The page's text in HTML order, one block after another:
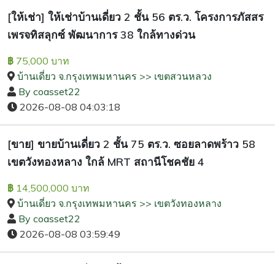
[ให้เช่า] ให้เช่าบ้านเดี่ยว 2 ชั้น 56 ตร.ว. โครงการภัสสร
เพรจทิสลุกซ์ พัฒนาการ 38 ใกล้ทางด่วน
฿ 75,000 บาท
บ้านเดี่ยว จ.กรุงเทพมหานคร >> เขตสวนหลวง
By coasset22
2026-08-08 04:03:18
[ขาย] ขายบ้านเดี่ยว 2 ชั้น 75 ตร.ว. ซอยลาดพร้าว 58
เขตวังทองหลาง ใกล้ MRT สถานีโชคชัย 4
฿ 14,500,000 บาท
บ้านเดี่ยว จ.กรุงเทพมหานคร >> เขตวังทองหลาง
By coasset22
2026-08-08 03:59:49